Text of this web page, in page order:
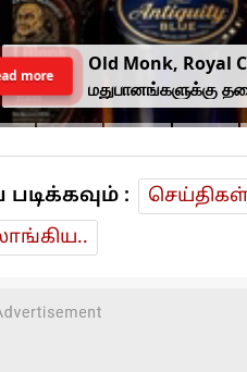
Old Monk, Royal
மதுபானங்களுக்கு
பாதுகாப்பு ஆணையம்
more
: